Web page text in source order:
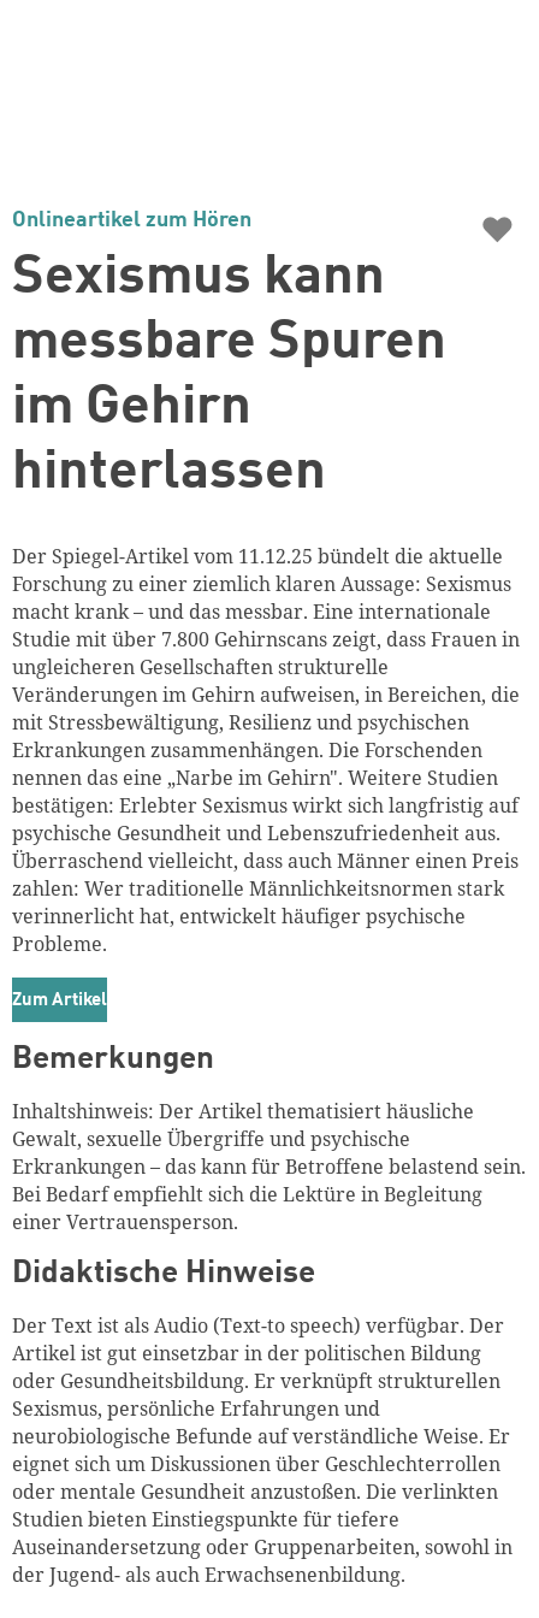
Onlineartikel zum Hören
Sexismus kann
messbare Spuren
im Gehirn
hinterlassen
♥
Der Spiegel-Artikel vom 11.12.25 bündelt die aktuelle
Forschung zu einer ziemlich klaren Aussage: Sexismus
macht krank – und das messbar. Eine internationale
Studie mit über 7.800 Gehirnscans zeigt, dass Frauen in
ungleicheren Gesellschaften strukturelle
Veränderungen im Gehirn aufweisen, in Bereichen, die
mit Stressbewältigung, Resilienz und psychischen
Erkrankungen zusammenhängen. Die Forschenden
nennen das eine „Narbe im Gehirn". Weitere Studien
bestätigen: Erlebter Sexismus wirkt sich langfristig auf
psychische Gesundheit und Lebenszufriedenheit aus.
Überraschend vielleicht, dass auch Männer einen Preis
zahlen: Wer traditionelle Männlichkeitsnormen stark
verinnerlicht hat, entwickelt häufiger psychische
Probleme.
Zum Artikel
Bemerkungen
Inhaltshinweis: Der Artikel thematisiert häusliche
Gewalt, sexuelle Übergriffe und psychische
Erkrankungen – das kann für Betroffene belastend sein.
Bei Bedarf empfiehlt sich die Lektüre in Begleitung
einer Vertrauensperson.
Didaktische Hinweise
Der Text ist als Audio (Text-to speech) verfügbar. Der
Artikel ist gut einsetzbar in der politischen Bildung
oder Gesundheitsbildung. Er verknüpft strukturellen
Sexismus, persönliche Erfahrungen und
neurobiologische Befunde auf verständliche Weise. Er
eignet sich um Diskussionen über Geschlechterrollen
oder mentale Gesundheit anzustoßen. Die verlinkten
Studien bieten Einstiegspunkte für tiefere
Auseinandersetzung oder Gruppenarbeiten, sowohl in
der Jugend- als auch Erwachsenenbildung.